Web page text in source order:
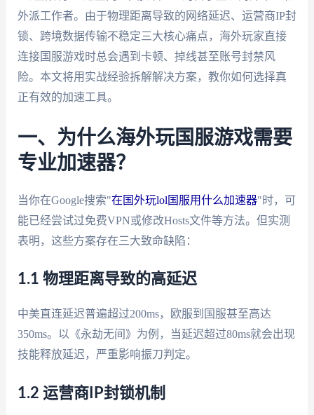
外派工作者。由于物理距离导致的网络延迟、运营商IP封
锁、跨境数据传输不稳定三大核心痛点，海外玩家直接
连接国服游戏时总会遇到卡顿、掉线甚至账号封禁风
险。本文将用实战经验拆解解决方案，教你如何选择真
正有效的加速工具。
一、为什么海外玩国服游戏需要
专业加速器？
当你在Google搜索"在国外玩lol国服用什么加速器"时，可
能已经尝试过免费VPN或修改Hosts文件等方法。但实测
表明，这些方案存在三大致命缺陷：
1.1 物理距离导致的高延迟
中美直连延迟普遍超过200ms，欧服到国服甚至高达
350ms。以《永劫无间》为例，当延迟超过80ms就会出现
技能释放延迟，严重影响振刀判定。
1.2 运营商IP封锁机制